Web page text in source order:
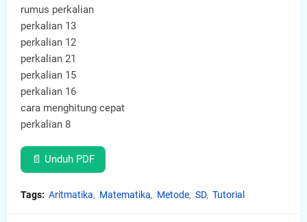
rumus perkalian
perkalian 13
perkalian 12
perkalian 21
perkalian 15
perkalian 16
cara menghitung cepat
perkalian 8
📄 Unduh PDF
Tags: Aritmatika Matematika Metode SD Tutorial